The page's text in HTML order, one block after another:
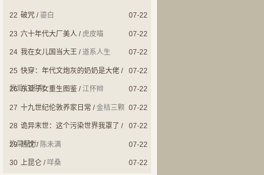
07-22
22 破咒 /鎏白
07-22
23 六十年代大厂美人 / 虎皮喵
07-22
24 我在女儿国当大王 /道系人生
07-22
25 快穿：年代文炮灰的奶奶是大佬 /
我爱幻想家 07-22
26 东亚子女重生图鉴 / 江怀辫
07-22
27 十九世纪伦敦养家日常 /金桔三颗
07-22
28 诡异末世：这个污染世界我罩了 /
玖菜花叶 07-22
29 热忱/ 陈未满
07-22
30 上昆仑 / 咩桑